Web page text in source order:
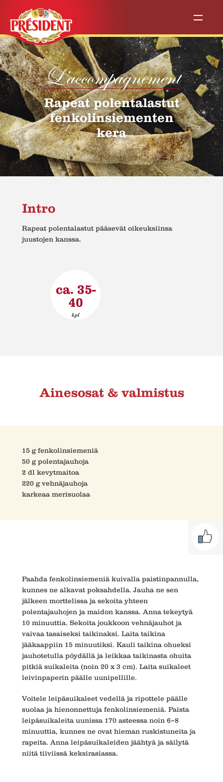
L’accompagnement
Rapeat polentalastut
fenkolinsiementen
kera
Intro
Rapeat polentalastut pääsevät oikeuksiinsa
juustojen kanssa.
ca. 35-
40
kpl
Ainesosat & valmistus
15 g fenkolinsiemeniä
50 g polentajauhoja
2 dl kevytmaitoa
220 g vehnäjauhoja
karkeaa merisuolaa
Paahda fenkolinsiemeniä kuivalla paistinpannulla,
kunnes ne alkavat poksahdella. Jauha ne sen
jälkeen morttelissa ja sekoita yhteen
polentajauhojen ja maidon kanssa. Anna tekeytyä
10 minuuttia. Sekoita joukkoon vehnäjauhot ja
vaivaa tasaiseksi taikinaksi. Laita taikina
jääkaappiin 15 minuutiksi. Kauli taikina ohueksi
jauhotetulla pöydällä ja leikkaa taikinasta ohuita
pitkiä suikaleita (noin 20 x 3 cm). Laita suikaleet
leivinpaperin päälle uunipellille.
Voitele leipäsuikaleet vedellä ja ripottele päälle
suolaa ja hienonnettuja fenkolinsiemeniä. Paista
leipäsuikaleita uunissa 170 asteessa noin 6–8
minuuttia, kunnes ne ovat hieman ruskistuneita ja
rapeita. Anna leipäsuikaleiden jäähtyä ja säilytä
niitä tiiviissä keksirasiassa.